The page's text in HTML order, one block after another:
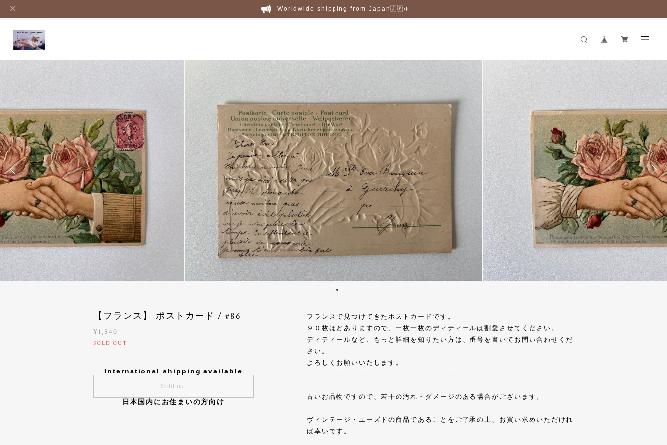
Worldwide shipping from Japan🇯🇵✈️
【フランス】 ポストカード / #86
¥1,540
SOLD OUT
International shipping available
Sold out
日本国内にお住まいの方向け
フランスで見つけてきたポストカードです。
９０枚ほどありますので、一枚一枚のディティールは割愛させてください。
ディティールなど、もっと詳細を知りたい方は、番号を書いてお問い合わせくだ
さい。
よろしくお願いいたします。
------------------------------------------------------------------
古いお品物ですので、若干の汚れ・ダメージのある場合がございます。
ヴィンテージ・ユーズドの商品であることをご了承の上、お買い求めいただけれ
ば幸いです。